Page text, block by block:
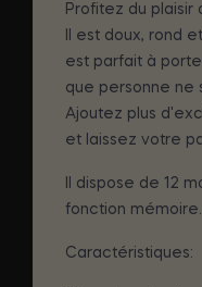
Profitez du
Il est doux, rond
est parfait à
que personne ne
Ajoutez plus
et laissez votre
Il dispose de 12
fonction mémoire.
Caractéristiques: